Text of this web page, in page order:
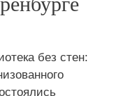
без стен: